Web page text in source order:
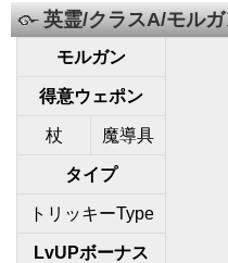
英霊/クラスA/モル
モルガン
得意ウェポン
杖 魔導具
タイプ
トリッキーType
LvUPボーナス